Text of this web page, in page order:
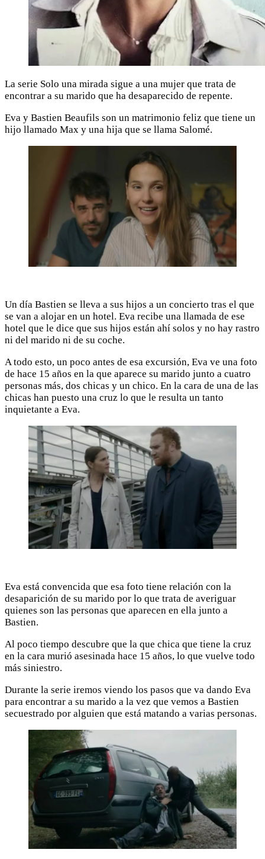
La serie Solo una mirada sigue a una mujer que trata de
encontrar a su marido que ha desaparecido de repente.
Eva y Bastien Beaufils son un matrimonio feliz que tiene un
hijo llamado Max y una hija que se llama Salomé.
Un día Bastien se lleva a sus hijos a un concierto tras el que
se van a alojar en un hotel. Eva recibe una llamada de ese
hotel que le dice que sus hijos están ahí solos y no hay rastro
ni del marido ni de su coche.
A todo esto, un poco antes de esa excursión, Eva ve una foto
de hace 15 años en la que aparece su marido junto a cuatro
personas más, dos chicas y un chico. En la cara de una de las
chicas han puesto una cruz lo que le resulta un tanto
inquietante a Eva.
Eva está convencida que esa foto tiene relación con la
desaparición de su marido por lo que trata de averiguar
quienes son las personas que aparecen en ella junto a
Bastien.
Al poco tiempo descubre que la que chica que tiene la cruz
en la cara murió asesinada hace 15 años, lo que vuelve todo
más siniestro.
Durante la serie iremos viendo los pasos que va dando Eva
para encontrar a su marido a la vez que vemos a Bastien
secuestrado por alguien que está matando a varias personas.